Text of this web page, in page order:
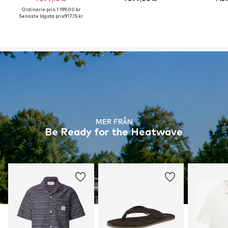
Ordinarie pris: 1 199,00 kr
Senaste lägsta pris:917,15 kr
MER FRÅN
Be Ready for the Heatwave